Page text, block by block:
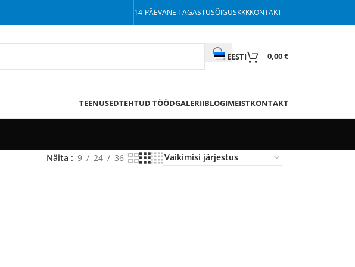
14-PÄEVANE TAGASTUSÕIGUSKKKKONTAKT
EESTI 0,00€
TEENUSEDTEHTUD TÖÖDGALERIIBLOGIMEISTKONTAKT
Näita 9 24 36